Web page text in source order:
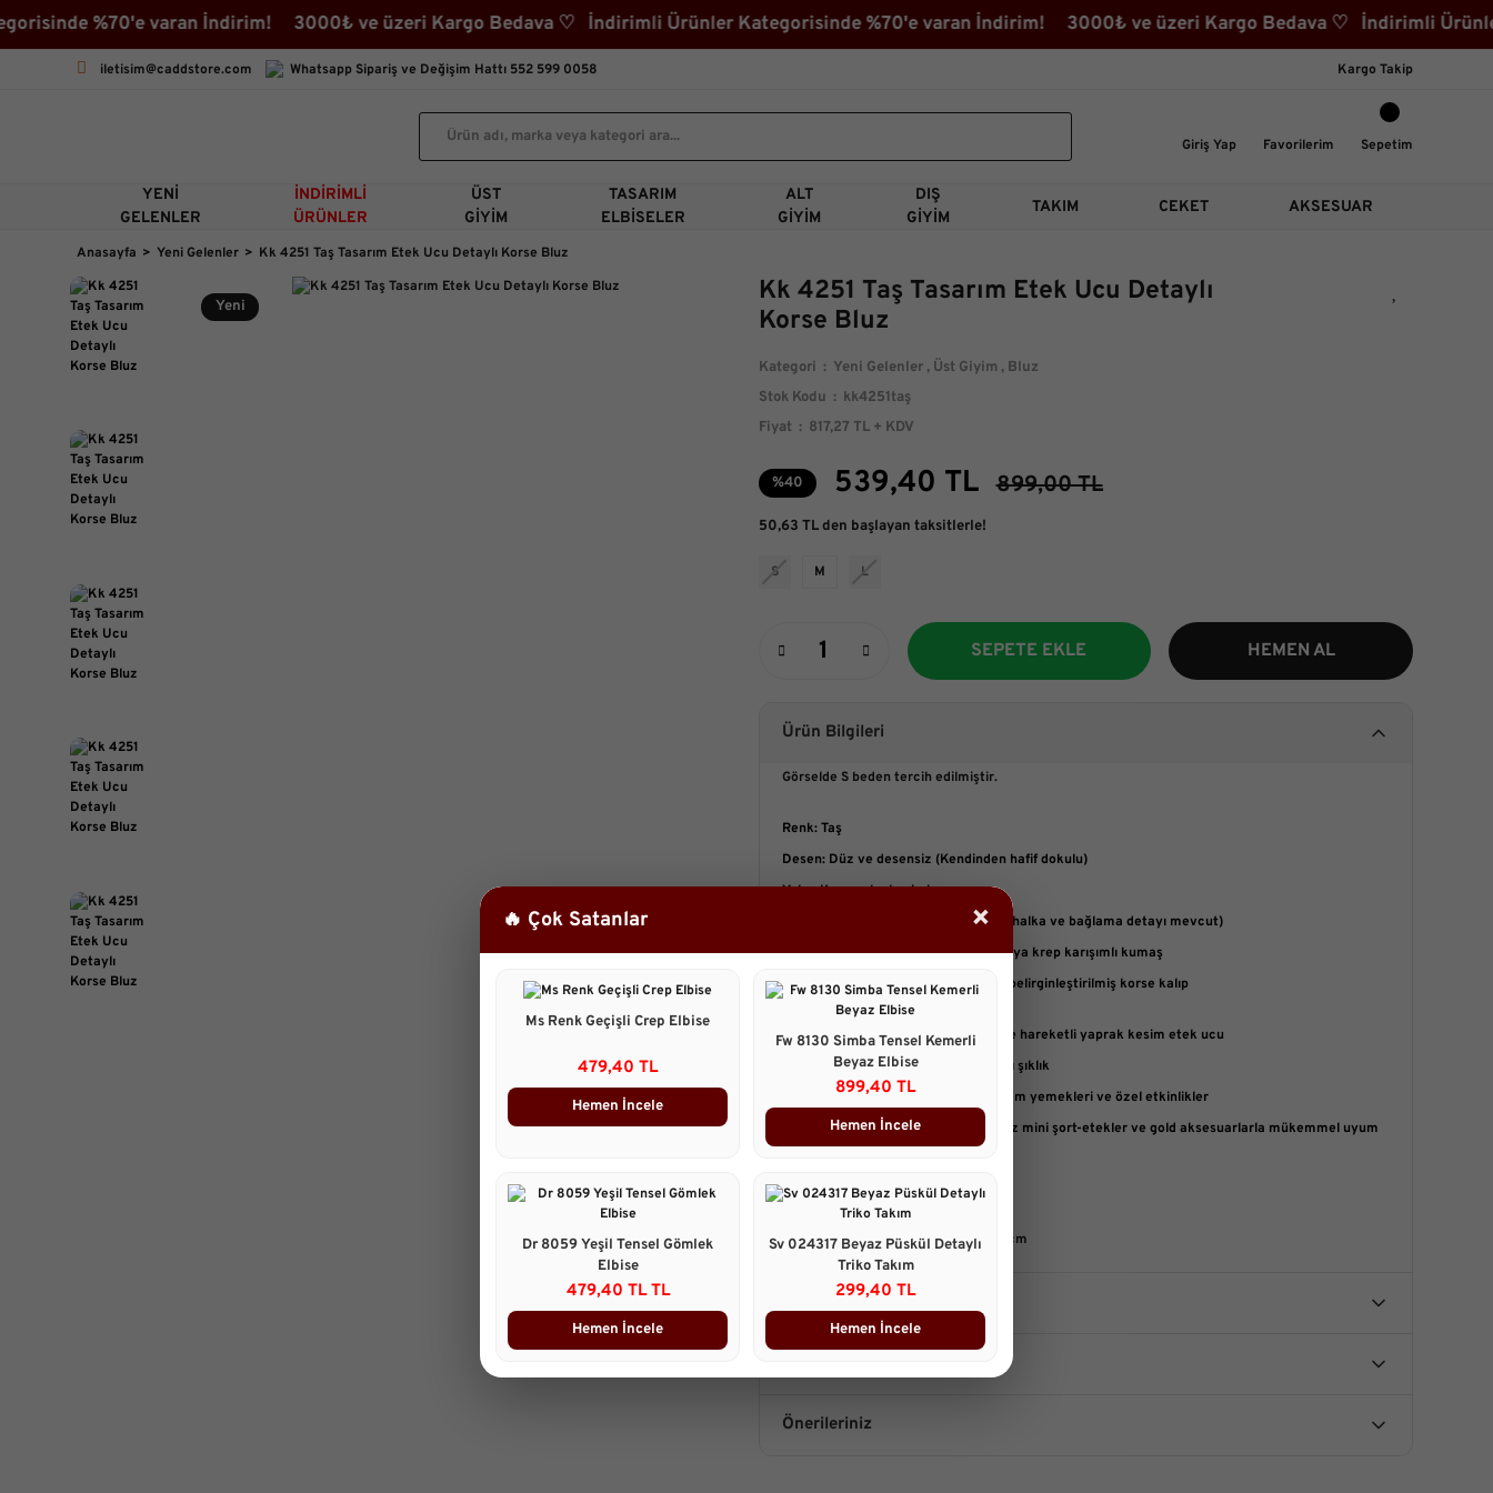
%70'e varan İndirim! 3000₺ ve üzeri Kargo Bedava ♡ İndirimli Ürünler Kategorisinde %70'e varan İndirim! 3000₺ ve üzeri Kargo Bedava ♡ İndirimli
iletisim@caddstore.com Whatsapp Sipariş ve Değişim Hattı 552 599 0058 Kargo Takip
Giriş Yap Favorilerim Sepetim
YENI
GELENLER
İNDIRIMLI
ÜRÜNLER
ÜST
GIYIM
TASARIM
ELBISELER
ALT
GIYIM
DIŞ
GIYIM
TAKIM CEKET AKSESUAR
🔥 Çok Satanlar ×
Ms Renk Geçişli Crep Elbise
479,40 TL
Hemen İncele
Fw 8130 Simba Tensel Kemerli
Beyaz Elbise
899,40 TL
Hemen İncele
Dr 8059 Yeşil Tensel Gömlek
Elbise
479,40 TL TL
Hemen İncele
Sv 024317 Beyaz Püskül Detaylı
Triko Takım
299,40 TL
Hemen İncele
Anasayfa Yeni Gelenler Kk 4251 Taş Tasarım Etek Ucu Detaylı Korse Bluz
Yeni
Kk 4251 Taş Tasarım Etek Ucu Detaylı
Korse Bluz
Kategori Yeni Gelenler , Üst Giyim , Bluz
Stok Kodu
kk4251taş
Fiyat
817,27 TL + KDV
%40 539,40 TL 899,00 TL
50,63 TL den başlayan taksitlerle!
S M L
SEPETE EKLE HEMEN AL
Ürün Bilgileri
Görselde S beden tercih edilmiştir.
Renk:Taş
Desen:Düz ve desensiz (Kendinden hafif dokulu)
Yaka:Kare yaka kesimi
Kalın askılı (Tek askısında metal halka ve bağlama detayı mevcut)
Kumaş:Tok duruşlu, kaliteli keten veya krep karışımlı kumaş
Kalıp:Vücudu saran, dikiş hatlarıyla belirginleştirilmiş korse kalıp
önden 52 cm, arkadan 42 cm
Etek Ucu Detayı:Asimetrik, dilimli ve hareketli yaprak kesim etek ucu
İddialı, modern ve tasarım odaklı şıklık
Kullanım Alanı:Yaz partileri, şık akşam yemekleri ve özel etkinlikler
Kombin Önerisi: Görseldeki gibi beyaz mini şort-etekler ve gold aksesuarlarla mükemmel uyum
sağlar
Manken Ölçüleri:
Göğüs : 85cm Bel : 65 cm Basen :95 cm
Taksit Seçenekleri
Önerileriniz